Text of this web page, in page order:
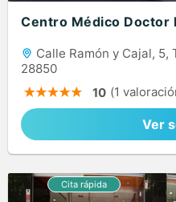
Centro Médico Doctor
Calle Ramón y Cajal,
28850
10 (1
Ver